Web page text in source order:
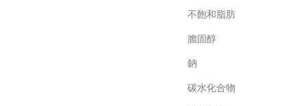
不飽和脂肪
膽固醇
鈉
碳水化合物